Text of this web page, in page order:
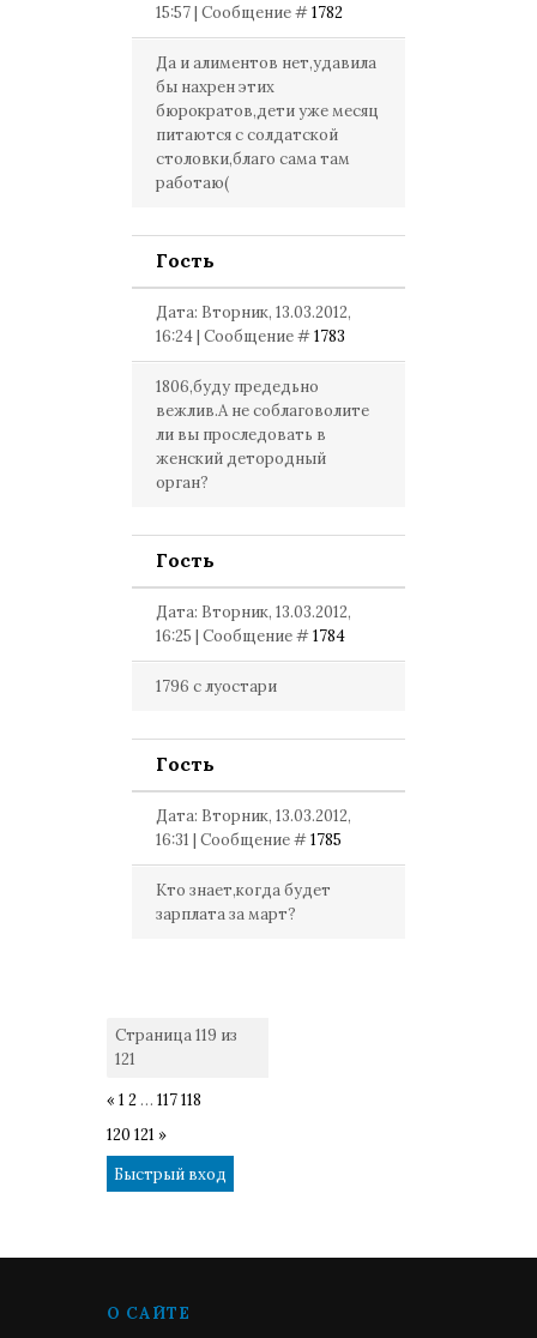
15:57 | Сообщение #1782
Да и алиментов нет,удавила
бы нахрен этих
бюрократов,дети уже месяц
питаются с солдатской
столовки,благо сама там
работаю(
Гость
Дата: Вторник, 13.03.2012,
16:24 | Сообщение #1783
1806,буду предедьно
вежлив.А не соблаговолите
ли вы проследовать в
женский детородный
орган?
Гость
Дата: Вторник, 13.03.2012,
16:25 | Сообщение #1784
1796 с луостари
Гость
Дата: Вторник, 13.03.2012,
16:31 | Сообщение #1785
Кто знает,когда будет
зарплата за март?
Страница119 из
121
« 1 2 … 117118
120 121 »
О САЙТЕ